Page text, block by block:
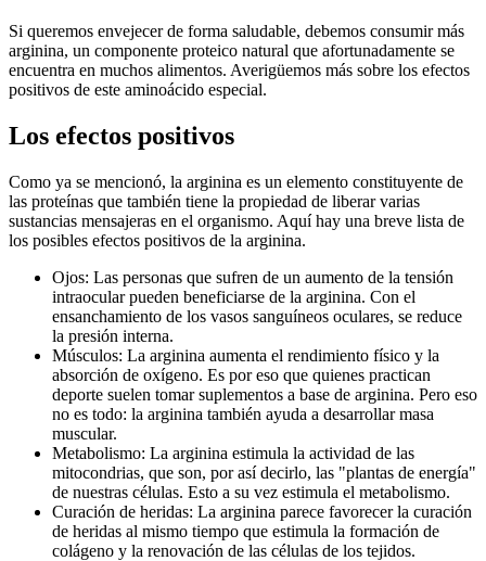
Si queremos envejecer de forma saludable, debemos consumir más
arginina, un componente proteico natural que afortunadamente se
encuentra en muchos alimentos. Averigüemos más sobre los efectos
positivos de este aminoácido especial.
Los efectos positivos
Como ya se mencionó, la arginina es un elemento constituyente de
las proteínas que también tiene la propiedad de liberar varias
sustancias mensajeras en el organismo. Aquí hay una breve lista de
los posibles efectos positivos de la arginina.
Ojos: Las personas que sufren de un aumento de la tensión
intraocular pueden beneficiarse de la arginina. Con el
ensanchamiento de los vasos sanguíneos oculares, se reduce
la presión interna.
Músculos: La arginina aumenta el rendimiento físico y la
absorción de oxígeno. Es por eso que quienes practican
deporte suelen tomar suplementos a base de arginina. Pero eso
no es todo: la arginina también ayuda a desarrollar masa
muscular.
Metabolismo: La arginina estimula la actividad de las
mitocondrias, que son, por así decirlo, las "plantas de energía"
de nuestras células. Esto a su vez estimula el metabolismo.
Curación de heridas: La arginina parece favorecer la curación
de heridas al mismo tiempo que estimula la formación de
colágeno y la renovación de las células de los tejidos.